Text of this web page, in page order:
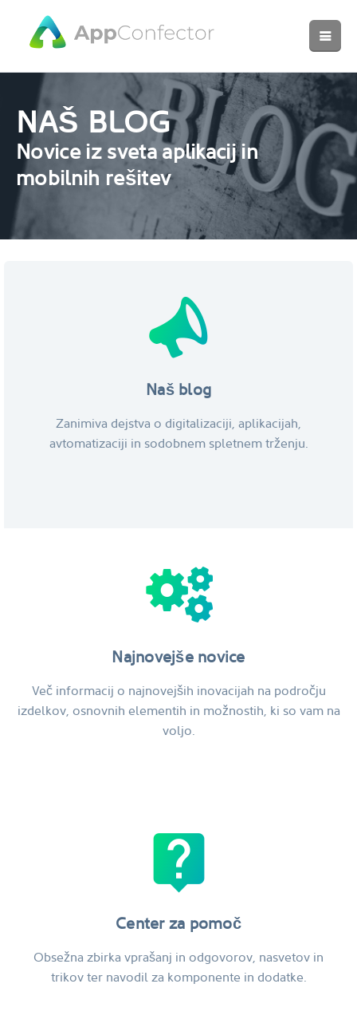
NAŠ BLOG
Novice iz sveta aplikacij in
mobilnih rešitev
Naš blog
Zanimiva dejstva o digitalizaciji, aplikacijah,
avtomatizaciji in sodobnem spletnem trženju.
Najnovejše novice
Več informacij o najnovejših inovacijah na področju
izdelkov, osnovnih elementih in možnostih, ki so vam na
voljo.
live_help
Center za pomoč
Obsežna zbirka vprašanj in odgovorov, nasvetov in
trikov ter navodil za komponente in dodatke.